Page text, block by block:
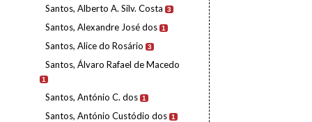
Santos, Alberto A. Silv. Costa 3
Santos, Alexandre José dos 1
Santos, Alice do Rosário 3
Santos, Álvaro Rafael de Macedo
1
Santos, António C. dos 1
Santos, António Custódio dos 1